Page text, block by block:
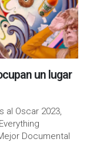
un lugar
Oscar 2023,
Documental